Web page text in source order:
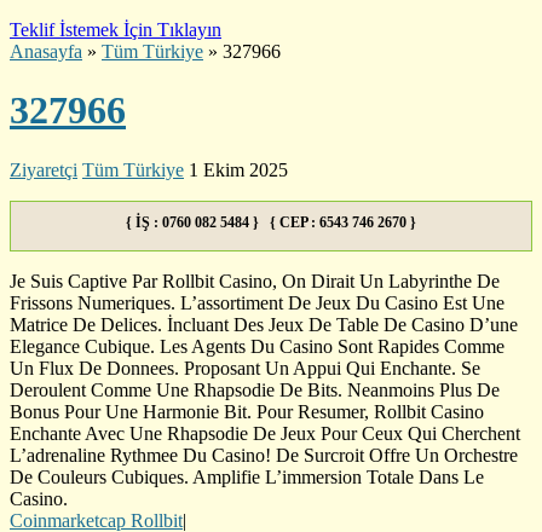
Teklif İstemek İçin Tıklayın
Anasayfa » Tüm Türkiye » 327966
327966
Ziyaretçi Tüm Türkiye 1 Ekim 2025
{ İŞ : 0760 082 5484 } { CEP : 6543 746 2670 }
Je Suis Captive Par Rollbit Casino, On Dirait Un Labyrinthe De
Frissons Numeriques. L’assortiment De Jeux Du Casino Est Une
Matrice De Delices. İncluant Des Jeux De Table De Casino D’une
Elegance Cubique. Les Agents Du Casino Sont Rapides Comme
Un Flux De Donnees. Proposant Un Appui Qui Enchante. Se
Deroulent Comme Une Rhapsodie De Bits. Neanmoins Plus De
Bonus Pour Une Harmonie Bit. Pour Resumer, Rollbit Casino
Enchante Avec Une Rhapsodie De Jeux Pour Ceux Qui Cherchent
L’adrenaline Rythmee Du Casino! De Surcroit Offre Un Orchestre
De Couleurs Cubiques. Amplifie L’immersion Totale Dans Le
Casino.
Coinmarketcap Rollbit|